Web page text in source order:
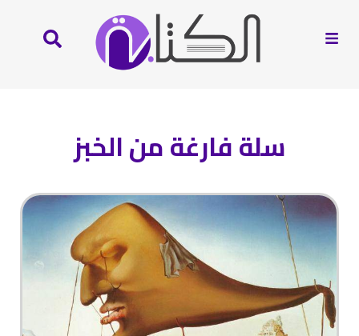
سلة فارغة من الخبز